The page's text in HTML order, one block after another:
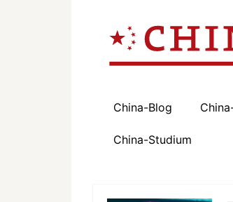
China-Blog
China-Studium